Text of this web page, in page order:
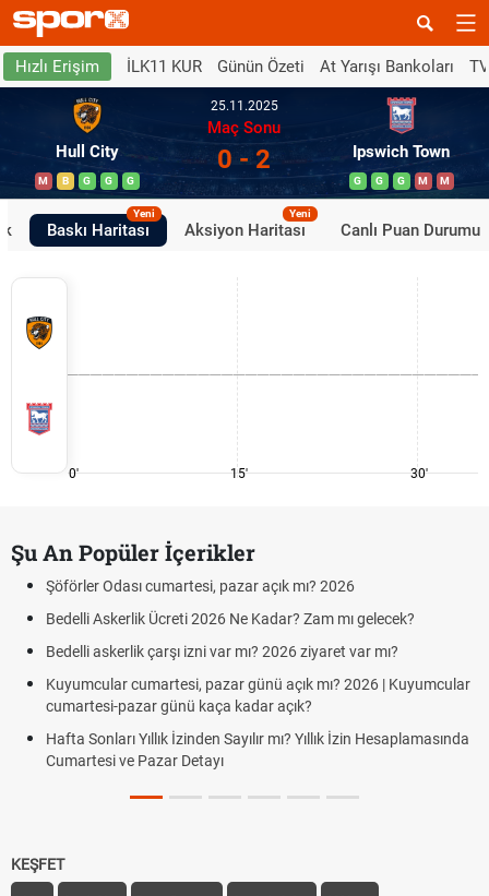
Hızlı Erişim İLK11 KUR Günün Özeti At Yarışı Bankoları
Hull City
M B G G G
25.11.2025
Maç Sonu
0 - 2 Ipswich Town
G G G M M
Baskı Haritası
Yeni
Aksiyon Haritası
Yeni
Canlı Puan Durumu
0' 15' 30'
Şu An Popüler İçerikler
Şöförler Odası cumartesi, pazar açık mı? 2026
Bedelli Askerlik Ücreti 2026 Ne Kadar? Zam mı gelecek?
Bedelli askerlik çarşı izni var mı? 2026 ziyaret var mı?
Kuyumcular cumartesi, pazar günü açık mı? 2026 | Kuyumcular
cumartesi-pazar günü kaça kadar açık?
Hafta Sonları Yıllık İzinden Sayılır mı? Yıllık İzin Hesaplamasında
Cumartesi ve Pazar Detayı
KEŞFET